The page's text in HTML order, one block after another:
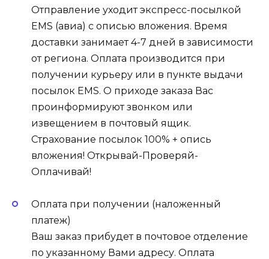
Отправление уходит экспресс-посылкой
EMS (авиа) с описью вложения. Время
доставки занимает 4-7 дней в зависимости
от региона. Оплата производится при
получении курьеру или в пункте выдачи
посылок EMS. О приходе заказа Вас
проинформируют звонком или
извещением в почтовый ящик.
Страхование посылок 100% + опись
вложения! Открывай-Проверяй-
Оплачивай!
Оплата при получении (наложенный
платеж)
Ваш заказ прибудет в почтовое отделение
по указанному Вами адресу. Оплата